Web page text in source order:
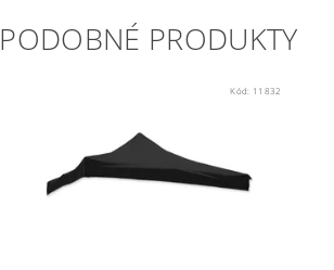
PODOBNÉ PRODUKTY
Kód: 11832